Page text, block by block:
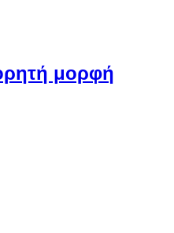
μορφή